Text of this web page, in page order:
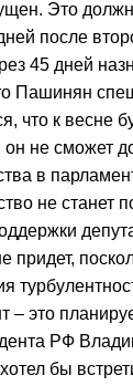
Это
после
45 дней
Пашинян
что к весне
он не сможет
в
не станет
– это
РФ
бы